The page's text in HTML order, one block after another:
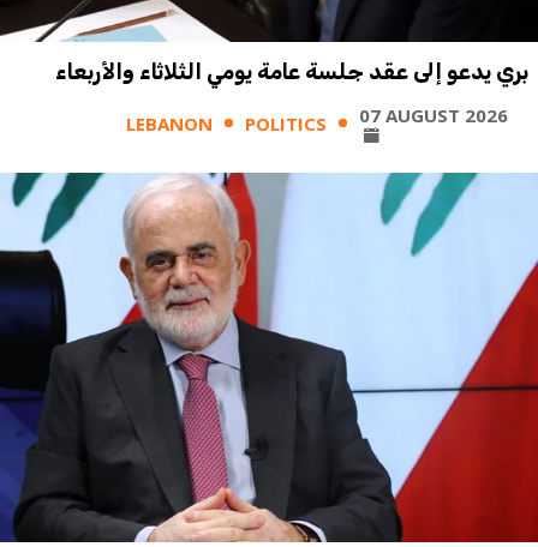
بري يدعو إلى عقد جلسة عامة يومي الثلاثاء والأربعاء
LEBANON POLITICS 07 AUGUST 2026